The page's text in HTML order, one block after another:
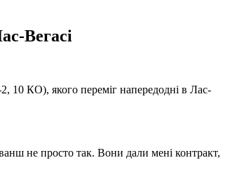
Вегасі
10 КО), якого переміг напередодні в Лас-
не просто так. Вони дали мені контракт,